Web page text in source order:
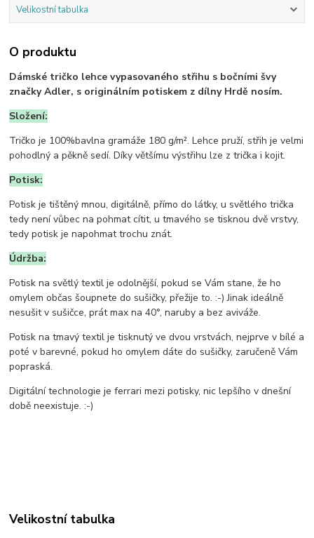
Velikostní tabulka
O produktu
Dámské tričko lehce vypasovaného střihu s bočními švy
značky Adler, s originálním potiskem z dílny Hrdě nosím.
Složení:
Tričko je 100%bavlna gramáže 180 g/m². Lehce pruží, střih je velmi
pohodlný a pěkně sedí. Díky většímu výstřihu lze z trička i kojit.
Potisk:
Potisk je tištěný mnou, digitálně, přímo do látky, u světlého trička
tedy není vůbec na pohmat cítit, u tmavého se tisknou dvě vrstvy,
tedy potisk je napohmat trochu znát.
Údržba:
Potisk na světlý textil je odolnější, pokud se Vám stane, že ho
omylem občas šoupnete do sušičky, přežije to. :-) Jinak ideálně
nesušit v sušičce, prát max na 40°, naruby a bez aviváže.
Potisk na tmavý textil je tisknutý ve dvou vrstvách, nejprve v bílé a
poté v barevné, pokud ho omylem dáte do sušičky, zaručeně Vám
popraská.
Digitální technologie je ferrari mezi potisky, nic lepšího v dnešní
době neexistuje. :-)
Velikostní tabulka